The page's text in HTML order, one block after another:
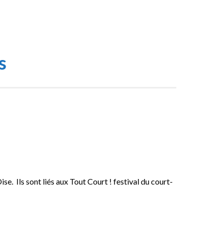
Ils sont liés aux Tout Court ! festival du court-